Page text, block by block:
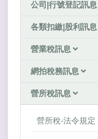
公司|行號登記訊息
各類扣繳|股利訊息
營業稅訊息
網拍稅務訊息
營所稅訊息
營所稅-法令規定